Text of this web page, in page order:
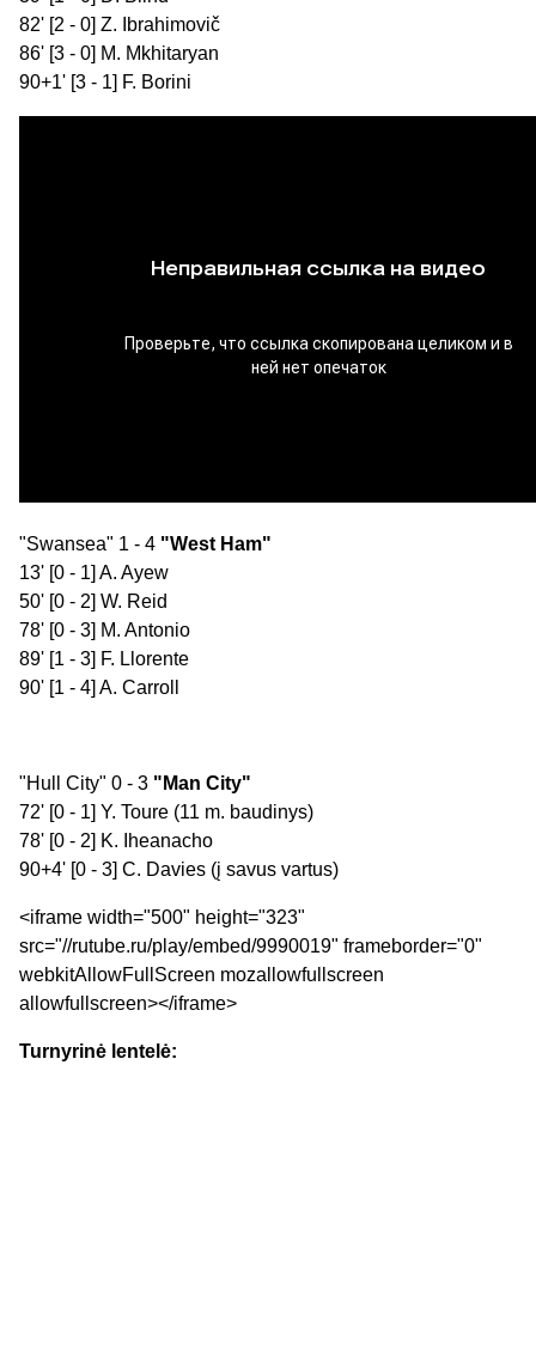
82' [2 - 0] Z. Ibrahimovič
86' [3 - 0] M. Mkhitaryan
90+1' [3 - 1] F. Borini
"Swansea" 1 - 4 "West Ham"
13' [0 - 1] A. Ayew
50' [0 - 2] W. Reid
78' [0 - 3] M. Antonio
89' [1 - 3] F. Llorente
90' [1 - 4] A. Carroll
"Hull City" 0 - 3 "Man City"
72' [0 - 1] Y. Toure (11 m. baudinys)
78' [0 - 2] K. Iheanacho
90+4' [0 - 3] C. Davies (į savus vartus)
<iframe width="500" height="323"
src="//rutube.ru/play/embed/9990019" frameborder="0"
webkitAllowFullScreen mozallowfullscreen
allowfullscreen></iframe>
Turnyrinė lentelė: